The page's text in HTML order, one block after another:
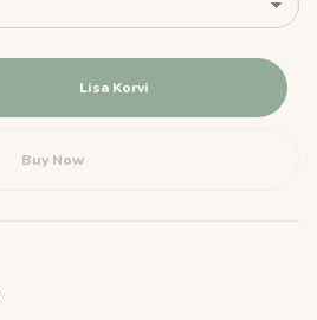
Lisa Korvi
Buy Now